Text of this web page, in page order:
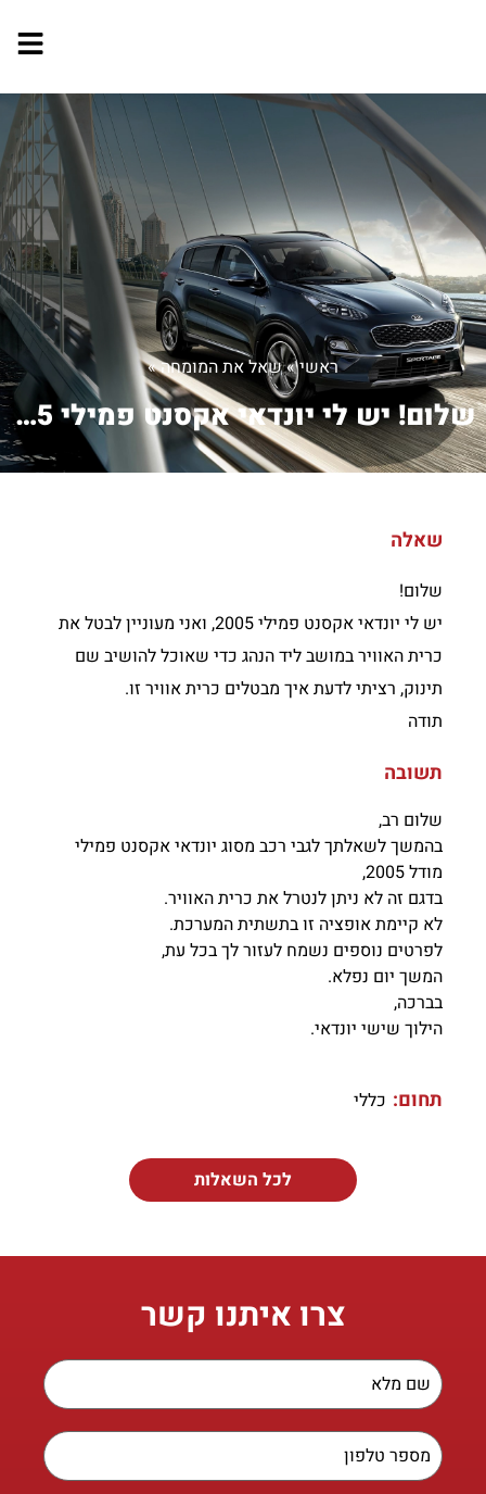
ראשי»שאל את המומחה»
שלום! יש לי יונדאי אקסנט פמילי 2005,...
שאלה
שלום!
יש לי יונדאי אקסנט פמילי 2005, ואני מעוניין לבטל את
כרית האוויר במושב ליד הנהג כדי שאוכל להושיב שם
תינוק, רציתי לדעת איך מבטלים כרית אוויר זו.
תודה
תשובה
שלום רב,
בהמשך לשאלתך לגבי רכב מסוג יונדאי אקסנט פמילי
מודל 2005,
בדגם זה לא ניתן לנטרל את כרית האוויר.
לא קיימת אופציה זו בתשתית המערכת.
לפרטים נוספים נשמח לעזור לך בכל עת,
המשך יום נפלא.
בברכה,
הילוך שישי יונדאי.
תחום: כללי
לכל השאלות
צרו איתנו קשר